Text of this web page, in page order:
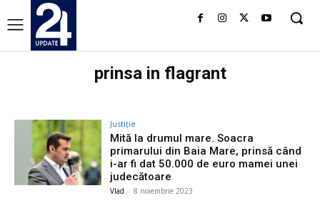
prinsa in flagrant
Justiție
Mită la drumul mare. Soacra
primarului din Baia Mare, prinsă când
i-ar fi dat 50.000 de euro mamei unei
judecătoare
Vlad - 8 noiembrie 2023